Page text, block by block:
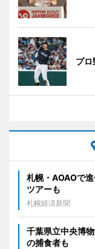
プ
札幌・AOAOで
ツアーも
札幌経済新聞
千葉県立中央博
の捕食者も